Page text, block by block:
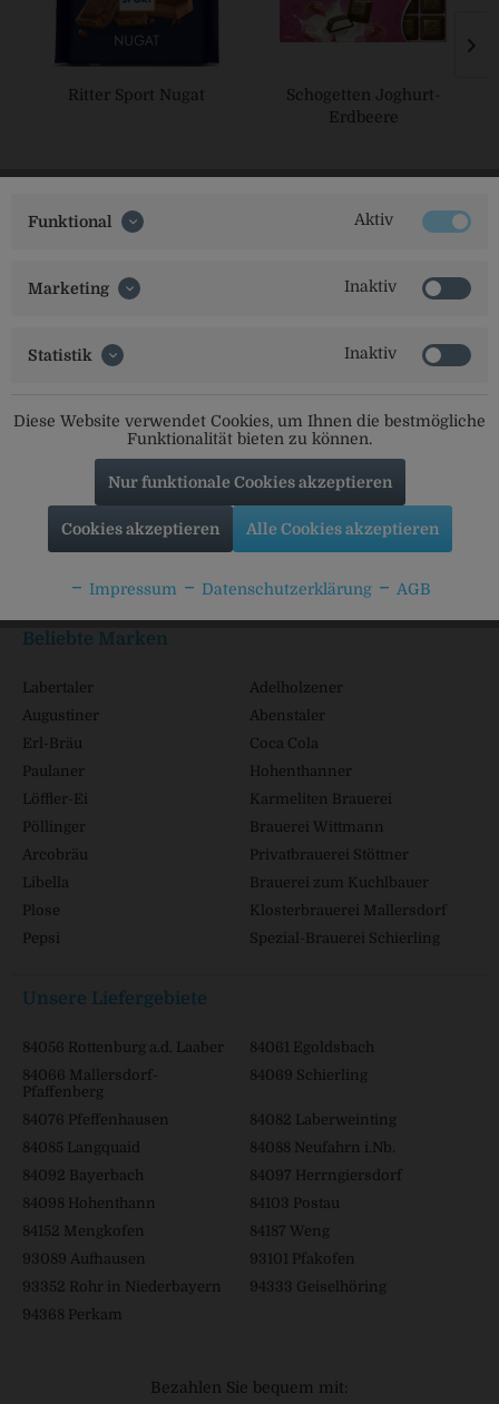
Ritter Sport Nugat
Schogetten Joghurt-
Erdbeere
Social Media
Informationen
Beliebte Marken
Labertaler
Adelholzener
Augustiner
Abenstaler
Erl-Bräu
Coca Cola
Paulaner
Hohenthanner
Löffler-Ei
Karmeliten Brauerei
Pöllinger
Brauerei Wittmann
Arcobräu
Privatbrauerei Stöttner
Libella
Brauerei zum Kuchlbauer
Plose
Klosterbrauerei Mallersdorf
Pepsi
Spezial-Brauerei Schierling
Unsere Liefergebiete
84056 Rottenburg a.d. Laaber
84061 Egoldsbach
84066 Mallersdorf-
Pfaffenberg
84069 Schierling
84076 Pfeffenhausen
84082 Laberweinting
84085 Langquaid
84088 Neufahrn i.Nb.
84092 Bayerbach
84097 Herrngiersdorf
84098 Hohenthann
84103 Postau
84152 Mengkofen
84187 Weng
93089 Aufhausen
93101 Pfakofen
93352 Rohr in Niederbayern
94333 Geiselhöring
94368 Perkam
Bezahlen Sie bequem mit:
Funktional Aktiv
Marketing Inaktiv
Statistik Inaktiv
Diese Website verwendet Cookies, um Ihnen die bestmögliche
Funktionalität bieten zu können.
Nur funktionale Cookies akzeptieren
Cookies akzeptieren Alle Cookies akzeptieren
Impressum Datenschutzerklärung AGB